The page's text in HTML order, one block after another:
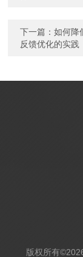
下一篇：如何降
反馈优化的实践
版权所有